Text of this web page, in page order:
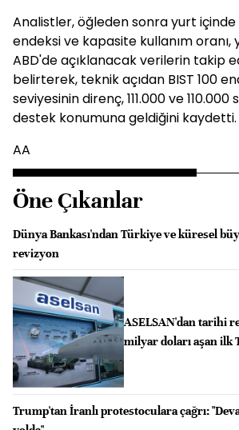
Analistler, öğleden sonra yurt
endeksi ve kapasite kullanım oranı,
ABD'de açıklanacak verilerin takip
belirterek, teknik açıdan BIST 100
seviyesinin direnç, 111.000 ve
destek konumuna geldiğini kaydetti.
AA
Öne Çıkanlar
Dünya Bankası'ndan Türkiye ve küresel
revizyon
ASELSAN'dan tarihi
milyar doları aşan ilk
Trump'tan İranlı protestoculara çağrı: